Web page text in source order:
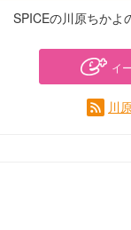
SPICEの川原ちかよ
イ
川